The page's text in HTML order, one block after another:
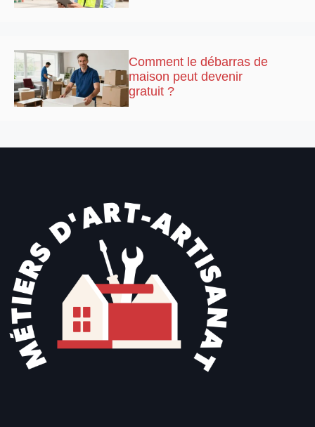
Comment le débarras de
maison peut devenir
gratuit ?